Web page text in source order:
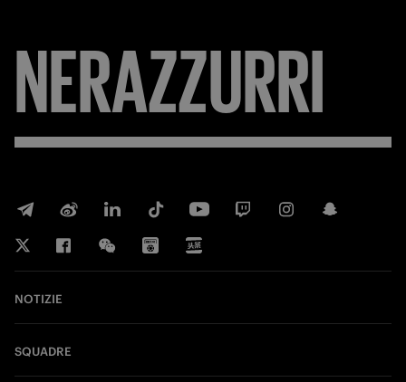
FORZA
NOTIZIE
SQUADRE